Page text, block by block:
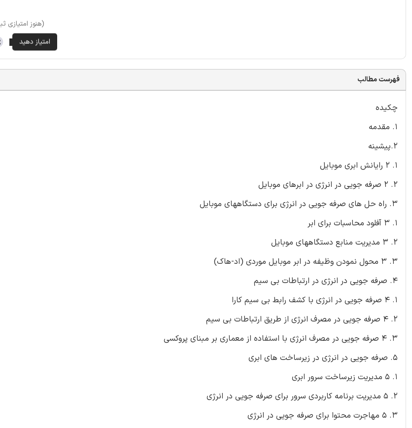
(هنوز
فهرست مطالب
چکیده
1. مقدمه
2.پیشینه
1. 2 رایانش ابری موبایل
2. 2 صرفه جویی در انرژی در ابرهای موبایل
3. راه حل های صرفه جویی در انرژی برای دستگاههای موبایل
1. 3 آفلود محاسبات برای ابر
2. 3 مدیریت منابع دستگاههای موبایل
3. 3 محول نمودن وظیفه در ابر موبایل موردی (اد-هاک)
4. صرفه جویی در انرژی در ارتباطات بی سیم
1. 4 صرفه جویی در انرژی با کشف رابط بی سیم کارا
2. 4 صرفه جویی در مصرف انرژی از طریق ارتباطات بی سیم
3. 4 صرفه جویی در مصرف انرژی با استفاده از معماری بر مبنای پروکسی
5. صرفه جویی در انرژی در زیرساخت های ابری
1. 5 مدیریت زیرساخت سرور ابری
2. 5 مدیریت برنامه کاربردی سرور برای صرفه جویی در انرژی
3. 5 مهاجرت محتوا برای صرفه جویی در انرژی